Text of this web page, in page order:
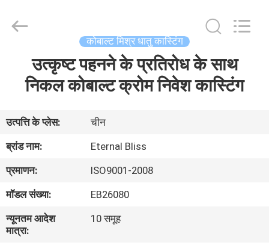
वीडियो
हमारे
बारे
में
Casting
कोबाल्ट मिश्र धातु कास्टिंग
उत्कृष्ट पहनने के प्रतिरोध के साथ
निकल कोबाल्ट क्रोम निवेश कास्टिंग
उत्पत्ति के प्लेस:
चीन
ब्रांड नाम:
Eternal Bliss
प्रमाणन:
ISO9001-2008
मॉडल संख्या:
EB26080
न्यूनतम आदेश
मात्रा:
10 समूह